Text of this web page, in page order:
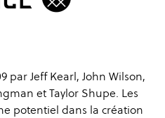
par Jeff Kearl, John Wilson,
et Taylor Shupe. Les
potentiel dans la création